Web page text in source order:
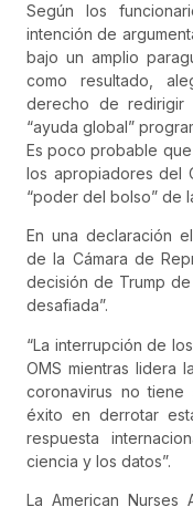
Según los
intención de
bajo un amplio
como resultado,
derecho de
“ayuda global”
Es poco probable
los apropiadores del
“poder del bolso” de
En una declaración
de la Cámara de
decisión de Trump
desafiada”.
“La interrupción de
OMS mientras lidera
coronavirus no tiene
éxito en derrotar
respuesta
ciencia y los datos”.
La American Nurses